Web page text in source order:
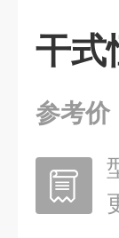
干式
参考价